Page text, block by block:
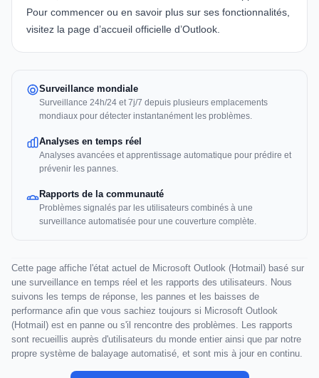
Pour commencer ou en savoir plus sur ses fonctionnalités,
visitez la page d’accueil officielle d’Outlook.
Surveillance mondiale
Surveillance 24h/24 et 7j/7 depuis plusieurs emplacements
mondiaux pour détecter instantanément les problèmes.
Analyses en temps réel
Analyses avancées et apprentissage automatique pour prédire et
prévenir les pannes.
Rapports de la communauté
Problèmes signalés par les utilisateurs combinés à une
surveillance automatisée pour une couverture complète.
Cette page affiche l'état actuel de Microsoft Outlook (Hotmail) basé sur
une surveillance en temps réel et les rapports des utilisateurs. Nous
suivons les temps de réponse, les pannes et les baisses de
performance afin que vous sachiez toujours si Microsoft Outlook
(Hotmail) est en panne ou s'il rencontre des problèmes. Les rapports
sont recueillis auprès d'utilisateurs du monde entier ainsi que par notre
propre système de balayage automatisé, et sont mis à jour en continu.